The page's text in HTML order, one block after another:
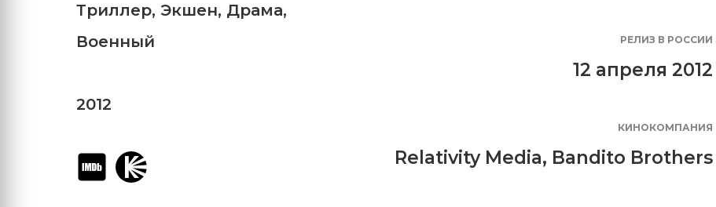
Триллер, Экшен, Драма,
Военный
2012
РЕЛИЗ В РОССИИ
12 апреля 2012
КИНОКОМПАНИЯ
Relativity Media, Bandito Brothers